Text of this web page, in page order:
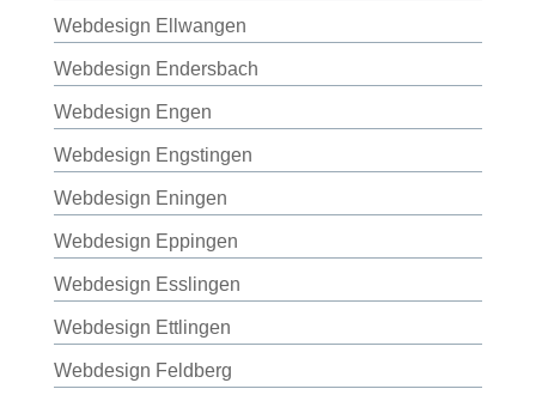
Webdesign Ellwangen
Webdesign Endersbach
Webdesign Engen
Webdesign Engstingen
Webdesign Eningen
Webdesign Eppingen
Webdesign Esslingen
Webdesign Ettlingen
Webdesign Feldberg